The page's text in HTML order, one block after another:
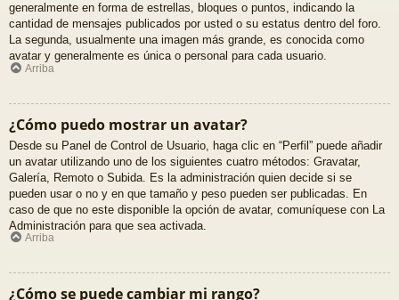
generalmente en forma de estrellas, bloques o puntos, indicando la
cantidad de mensajes publicados por usted o su estatus dentro del foro.
La segunda, usualmente una imagen más grande, es conocida como
avatar y generalmente es única o personal para cada usuario.
Arriba
¿Cómo puedo mostrar un avatar?
Desde su Panel de Control de Usuario, haga clic en “Perfil” puede añadir
un avatar utilizando uno de los siguientes cuatro métodos: Gravatar,
Galería, Remoto o Subida. Es la administración quien decide si se
pueden usar o no y en que tamaño y peso pueden ser publicadas. En
caso de que no este disponible la opción de avatar, comuníquese con La
Administración para que sea activada.
Arriba
¿Cómo se puede cambiar mi rango?